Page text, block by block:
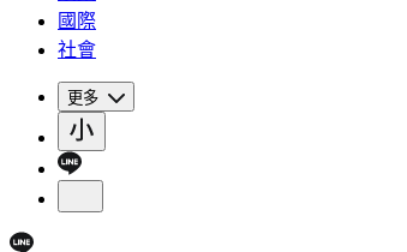
國際
社會
更多